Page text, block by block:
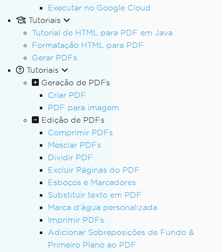
Executar no Google Cloud
Tutoriais
Tutorial de HTML para PDF em Java
Formatação HTML para PDF
Gerar PDFs
Tutoriais
Geração de PDFs
Criar PDF
PDF para imagem
Edição de PDFs
Comprimir PDFs
Mesclar PDFs
Dividir PDF
Excluir Páginas do PDF
Esboços e Marcadores
Substituir texto em PDF
Marca d'água personalizada
Imprimir PDFs
Adicionar Sobreposições de Fundo &
Primeiro Plano ao PDF